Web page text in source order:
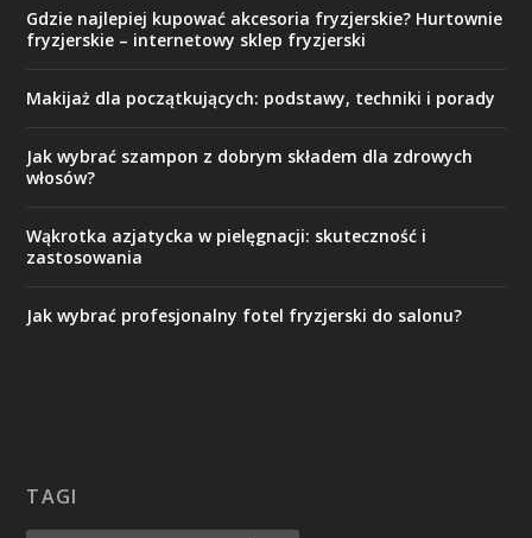
Gdzie najlepiej kupować akcesoria fryzjerskie? Hurtownie
fryzjerskie – internetowy sklep fryzjerski
Makijaż dla początkujących: podstawy, techniki i porady
Jak wybrać szampon z dobrym składem dla zdrowych
włosów?
Wąkrotka azjatycka w pielęgnacji: skuteczność i
zastosowania
Jak wybrać profesjonalny fotel fryzjerski do salonu?
TAGI